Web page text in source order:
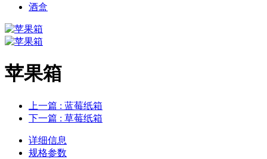
酒盒
苹果箱
上一篇 : 蓝莓纸箱
下一篇 : 草莓纸箱
详细信息
规格参数